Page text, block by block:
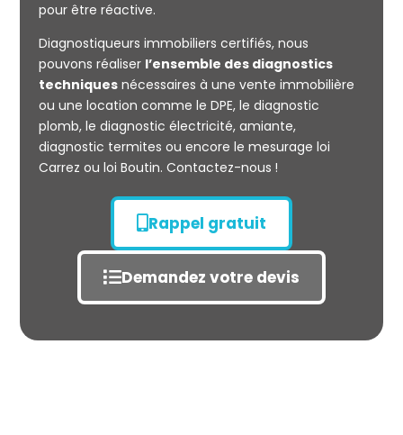
Mesurage
CARREZ
pour être réactive.
Diagnostiqueurs immobiliers certifiés, nous
pouvons réaliser l’ensemble des diagnostics
techniquesnécessaires à une vente immobilière
ou une location comme le DPE, le diagnostic
plomb, le diagnostic électricité, amiante,
diagnostic termites ou encore le mesurage loi
Carrez ou loi Boutin. Contactez-nous !
Rappel gratuit
Demandez votre devis